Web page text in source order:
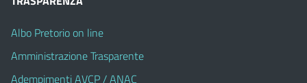
Albo Pretorio on line
Amministrazione Trasparente
Adempimenti AVCP / ANAC